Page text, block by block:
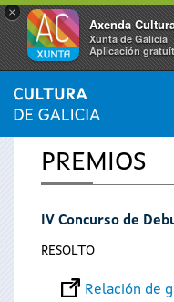
×
Axenda
Xunta de Galicia
Aplicación
Vostede
está
aquí
INICIO
PREMIOS
IV Concurso de
RESOLTO
Relación de